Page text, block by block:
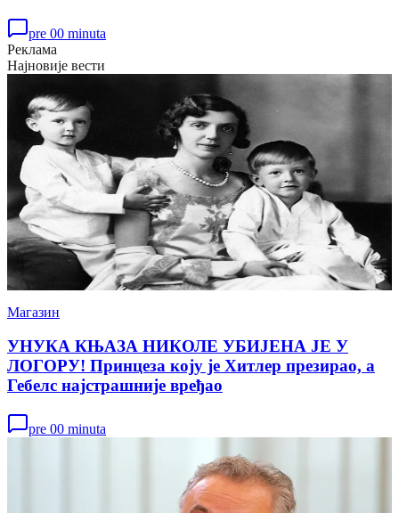
pre 00 minuta
Реклама
Најновије вести
Магазин
УНУКА КЊАЗА НИКОЛЕ УБИЈЕНА ЈЕ У
ЛОГОРУ! Принцеза коју је Хитлер презирао, а
Гебелс најстрашније вређао
pre 00 minuta